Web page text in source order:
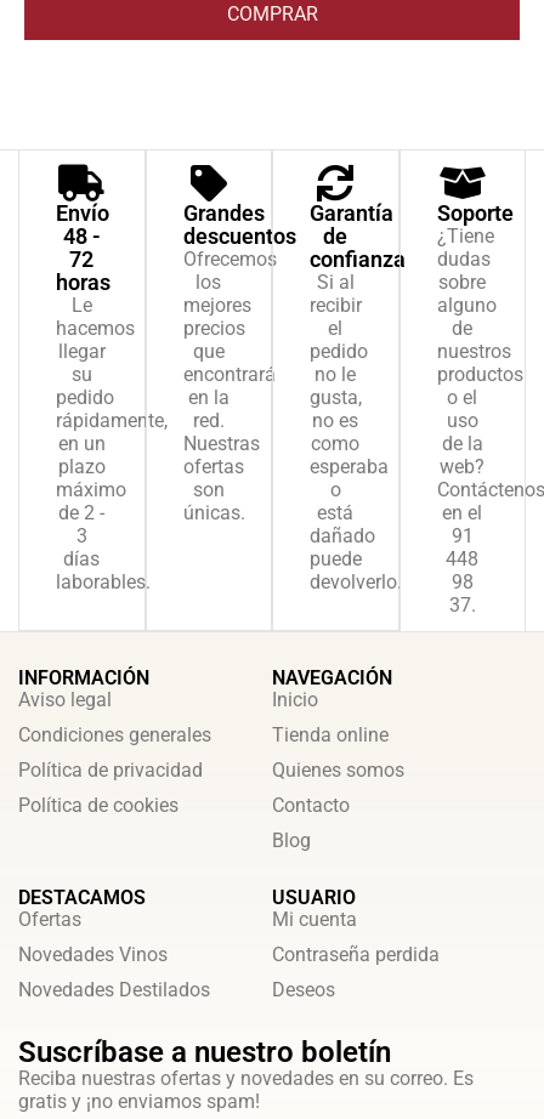
COMPRAR
Envío
48 -
72
horas
Le
hacemos
llegar
su
pedido
rápidamente,
en un
plazo
máximo
de 2 -
3
días
laborables.
Grandes
descuentos
Ofrecemos
los
mejores
precios
que
encontrará
en la
red.
Nuestras
ofertas
son
únicas.
Garantía
de
confianza
Si al
recibir
el
pedido
no le
gusta,
no es
como
esperaba
o
está
dañado
puede
devolverlo.
Soporte
¿Tiene
dudas
sobre
alguno
de
nuestros
productos
o el
uso
de la
web?
Contáctenos
en el
91
448
98
37.
INFORMACIÓN
Aviso legal
Condiciones generales
Política de privacidad
Política de cookies
NAVEGACIÓN
Inicio
Tienda online
Quienes somos
Contacto
Blog
DESTACAMOS
Ofertas
Novedades Vinos
Novedades Destilados
USUARIO
Mi cuenta
Contraseña perdida
Deseos
Suscríbase a nuestro boletín
Reciba nuestras ofertas y novedades en su correo. Es
gratis y ¡no enviamos spam!